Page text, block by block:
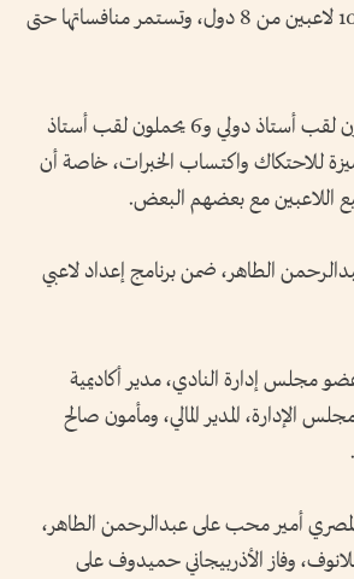
الثقافي للشطرنج برعاية مجلس الشارقة الرياضي، بمشاركة 10 لاعبين من 8 دول، وتستمر منافساتها حتى
وتشهد البطولة مشاركة نخبة من اللاعبين، بينهم 4 يحملون لقب أستاذ دولي و6 يحملون لقب أستاذ
للاحتكاك واكتساب الخبرات، خاصة أن
اللاعبين مع بعضهم البعض.
الطاهر، ضمن برنامج إعداد لاعبي
مجلس إدارة النادي، مدير أكاديمية
المدير المالي، ومأمون صالح
أمير محب على عبدالرحمن الطاهر،
وفاز الأذربيجاني حميدوف على